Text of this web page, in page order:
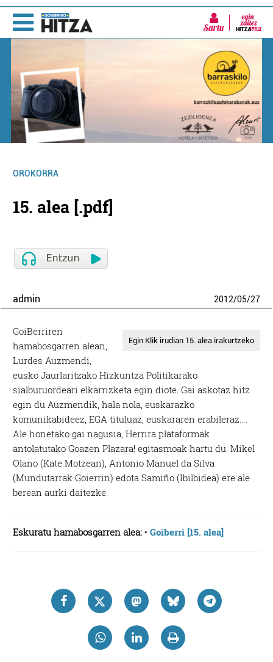
Sartu
OROKORRA
15. alea [.pdf]
admin 2012/05/27
Egin Klik irudian 15. alea irakurtzeko
GoiBerriren
hamabosgarren alean,
Lurdes Auzmendi,
eusko Jaurlaritzako Hizkuntza Politikarako
sialburuordeari elkarrizketa egin diote. Gai askotaz hitz
egin du Auzmendik, hala nola, euskarazko
komunikabideez, EGA tituluaz, euskararen erabileraz….
Ale honetako gai nagusia, Herrira plataformak
antolatutako Goazen Plazara! egitasmoak hartu du. Mikel
Olano (Kate Motzean), Antonio Manuel da Silva
(Mundutarrak Goierrin) edota Samiño (Ibilbidea) ere ale
berean aurki daitezke.
Eskuratu hamabosgarren alea: •Goiberri [15. alea]